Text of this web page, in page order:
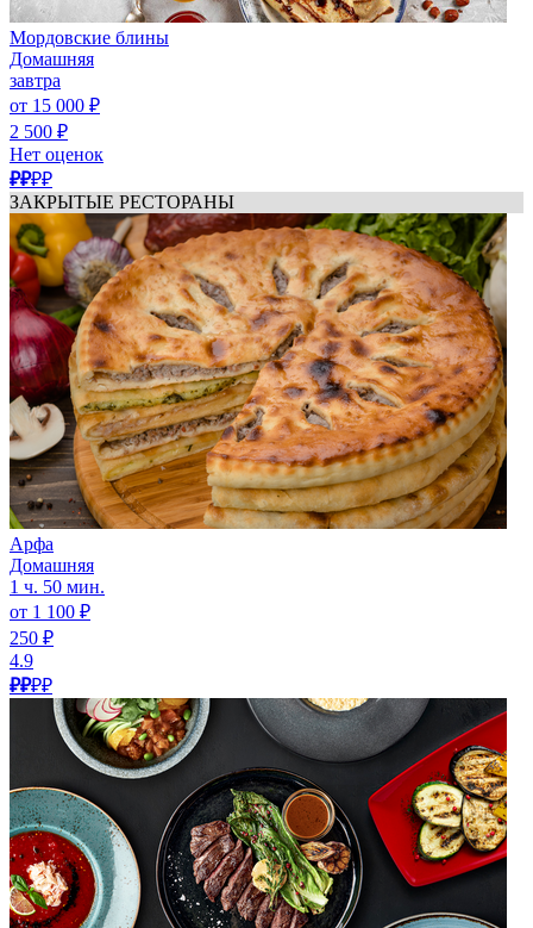
Мордовские блины
Домашняя
завтра
от 15 000 ₽
2 500 ₽
Нет оценок
₽₽₽₽
ЗАКРЫТЫЕ РЕСТОРАНЫ
Арфа
Домашняя
1 ч. 50 мин.
от 1 100 ₽
250 ₽
4.9
₽₽₽₽